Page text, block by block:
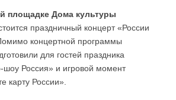
площадке Дома культуры
праздничный концерт «России
концертной программы
для гостей праздника
шоу Россия» и игровой момент
карту России».